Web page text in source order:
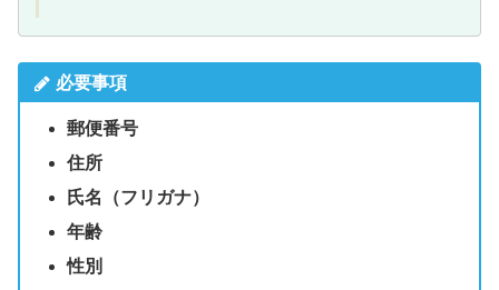
必要事項
郵便番号
住所
氏名（フリガナ）
年齢
性別